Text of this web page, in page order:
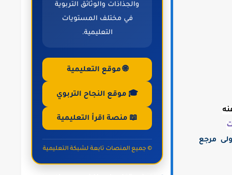
مرجع
والجذاذات والوثائق التربوية
في مختلف المستويات
التعليمية.
🌐 موقع التعليمية
🎓 موقع النجاح التربوي
📖 منصة اقرأ التعليمية
© جميع المنصات تابعة لشبكة التعليمية